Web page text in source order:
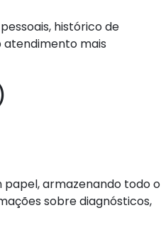
histórico de
atendimento mais
papel, armazenando todo o
sobre diagnósticos,